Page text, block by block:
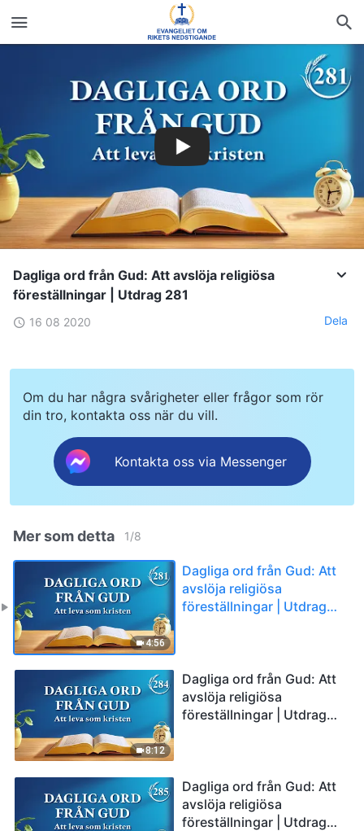
Dagliga ord från Gud: Att avslöja religiösa
föreställningar | Utdrag 281
16 08 2020 Dela
Om du har några svårigheter eller frågor som rör
din tro, kontakta oss när du vill.
Kontakta oss via Messenger
Mer som detta 1/8
4:56
Dagliga ord från Gud: Att
avslöja religiösa
föreställningar | Utdrag
8:12
Dagliga ord från Gud: Att
avslöja religiösa
föreställningar | Utdrag
Dagliga ord från Gud: Att
avslöja religiösa
föreställningar | Utdrag